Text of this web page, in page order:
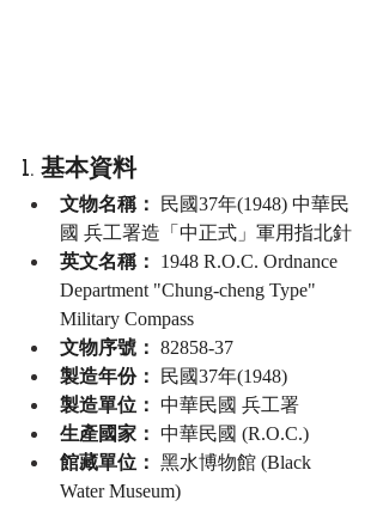
1. 基本資料
文物名稱：
民國37年(1948) 中華民
國 兵工署造「中正式」軍用指北針
英文名稱：
1948 R.O.C. Ordnance
Department "Chung-cheng Type"
Military Compass
文物序號： 82858-37
製造年份：
民國37年(1948)
製造單位： 中華民國 兵工署
生產國家： 中華民國 (R.O.C.)
館藏單位： 黑水博物館 (Black
Water Museum)